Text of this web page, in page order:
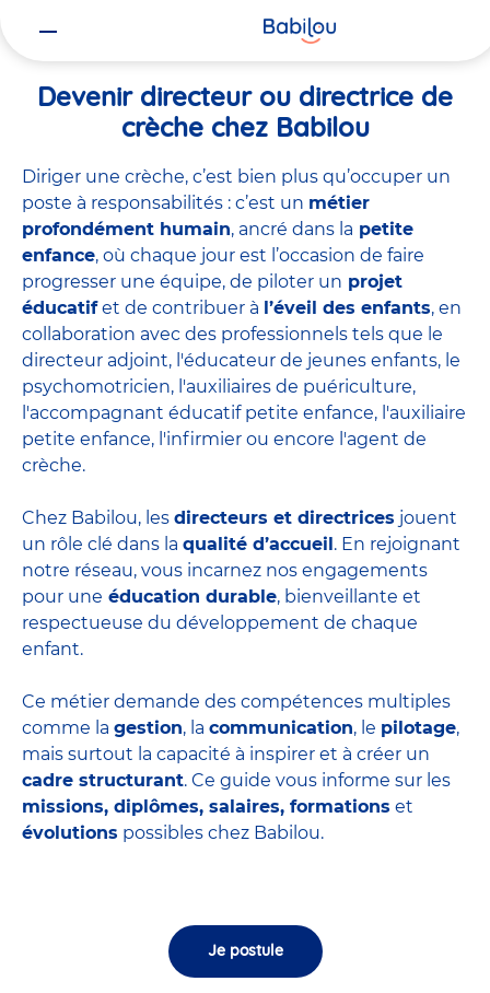
Devenir directeur ou directrice de
crèche chez Babilou
Diriger une crèche, c’est bien plus qu’occuper un
poste à responsabilités : c’est un métier
profondément humain, ancré dans la petite
enfance, où chaque jour est l’occasion de faire
progresser une équipe, de piloter un projet
éducatifet de contribuer à l’éveil des enfants, en
collaboration avec des professionnels tels que le
directeur adjoint, l'éducateur de jeunes enfants, le
psychomotricien, l'auxiliaires de puériculture,
l'accompagnant éducatif petite enfance, l'auxiliaire
petite enfance, l'infirmier ou encore l'agent de
crèche.
Chez Babilou, les directeurs et directrices jouent
un rôle clé dans la qualité d’accueil. En rejoignant
notre réseau, vous incarnez nos engagements
pour une éducation durable, bienveillante et
respectueuse du développement de chaque
enfant.
Ce métier demande des compétences multiples
comme la gestion, la communication, le pilotage,
mais surtout la capacité à inspirer et à créer un
cadre structurant. Ce guide vous informe sur les
missions, diplômes, salaires, formations et
évolutions possibles chez Babilou.
Je postule